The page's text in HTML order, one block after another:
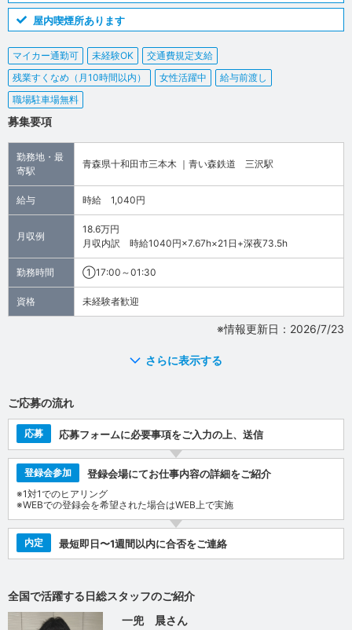
屋内喫煙所あります
マイカー通勤可 未経験OK
交通費規定支給
残業すくなめ（月10時間以内）
女性活躍中
給与前渡し
職場駐車場無料
募集要項
勤務地・最
寄駅
青森県十和田市三本木 ｜青い森鉄道 三沢駅
給与 時給 1,040円
月収例
18.6万円
月収内訳 時給1040円×7.67h×21日+深夜73.5h
勤務時間 ①17:00～01:30
資格 未経験者歓迎
※情報更新日：2026/7/23
さらに表示する
ご応募の流れ
応募 応募フォームに必要事項をご入力の上、送信
登録会参加 登録会場にてお仕事内容の詳細をご紹介
※1対1でのヒアリング
※WEBでの登録会を希望された場合はWEB上で実施
内定 最短即日〜1週間以内に合否をご連絡
全国で活躍する日総スタッフのご紹介
一兜 晨さん